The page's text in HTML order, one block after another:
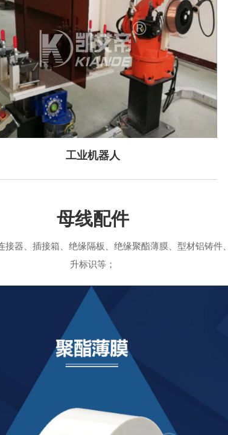
工业机器人
母线配件
器、插接箱、绝缘隔板、绝缘聚酯薄膜、型材铝铸件、
升标识等；